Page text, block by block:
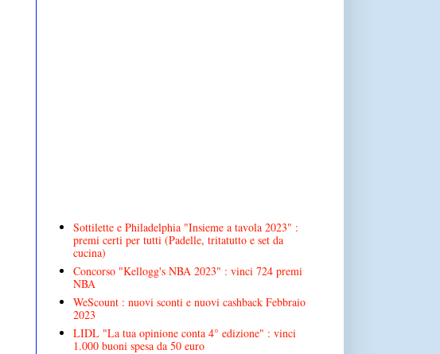
Sottilette e Philadelphia "Insieme a tavola 2023" :
premi certi per tutti (Padelle, tritatutto e set da
cucina)
Concorso "Kellogg's NBA 2023" : vinci 724 premi
NBA
WeScount : nuovi sconti e nuovi cashback Febbraio
2023
LIDL "La tua opinione conta 4° edizione" : vinci
1.000 buoni spesa da 50 euro